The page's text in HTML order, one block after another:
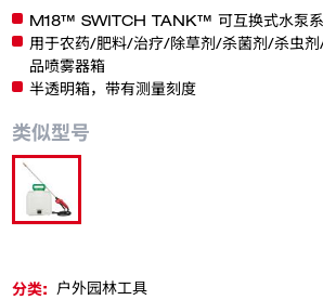
M18™ SWITCH TANK™ 可互换式水泵系
用于农药/肥料/治疗/除草剂/杀菌剂/杀虫
品喷雾器箱
半透明箱，带有测量刻度
类似型号
M18 BPFP-CST
分类: 户外园林工具